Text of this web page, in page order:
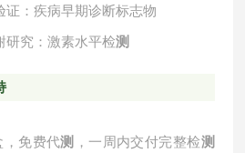
证：疾病早期诊断标志物
研究：激素水平检测
，免费代测 ，一周内交付完整检测